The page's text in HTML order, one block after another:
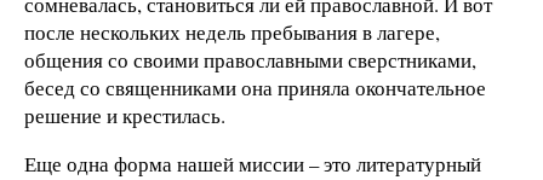
после нескольких недель пребывания в лагере,
общения со своими православными сверстниками,
бесед со священниками она приняла окончательное
решение и крестилась.
Еще одна форма нашей миссии – это литературный